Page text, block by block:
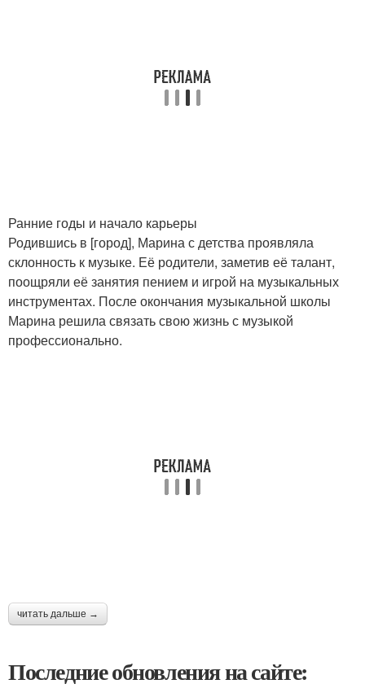
Ранние годы и начало карьеры
Родившись в [город], Марина с детства проявляла
склонность к музыке. Её родители, заметив её талант,
поощряли её занятия пением и игрой на музыкальных
инструментах. После окончания музыкальной школы
Марина решила связать свою жизнь с музыкой
профессионально.
читать дальше →
Последние обновления на сайте: